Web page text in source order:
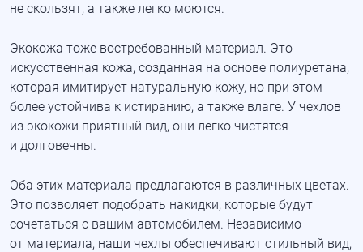
не скользят, а также легко моются.
Экокожа тоже востребованный материал. Это
искусственная кожа, созданная на основе полиуретана,
которая имитирует натуральную кожу, но при этом
более устойчива к истиранию, а также влаге. У чехлов
из экокожи приятный вид, они легко чистятся
и долговечны.
Оба этих материала предлагаются в различных цветах.
Это позволяет подобрать накидки, которые будут
сочетаться с вашим автомобилем. Независимо
от материала, наши чехлы обеспечивают стильный вид,